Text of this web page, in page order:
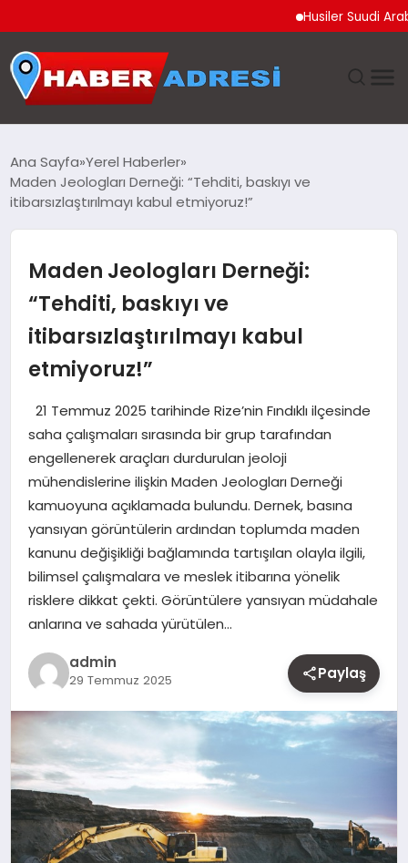
Husiler Suudi Arabistan
GÜNDEM
TEKNOLOJI
MAGAZIN
YAŞAM
OTOMOBIL
Ana Sayfa Yerel Haberler
Maden Jeologları Derneği: “Tehditi, baskıyı ve
itibarsızlaştırılmayı kabul etmiyoruz!”
Maden Jeologları Derneği:
“Tehditi, baskıyı ve
itibarsızlaştırılmayı kabul
etmiyoruz!”
21 Temmuz 2025 tarihinde Rize’nin Fındıklı ilçesinde
saha çalışmaları sırasında bir grup tarafından
engellenerek araçları durdurulan jeoloji
mühendislerine ilişkin Maden Jeologları Derneği
kamuoyuna açıklamada bulundu. Dernek, basına
yansıyan görüntülerin ardından toplumda maden
kanunu değişikliği bağlamında tartışılan olayla ilgili,
bilimsel çalışmalara ve meslek itibarına yönelik
risklere dikkat çekti. Görüntülere yansıyan müdahale
anlarına ve sahada yürütülen…
admin
29 Temmuz 2025 Paylaş